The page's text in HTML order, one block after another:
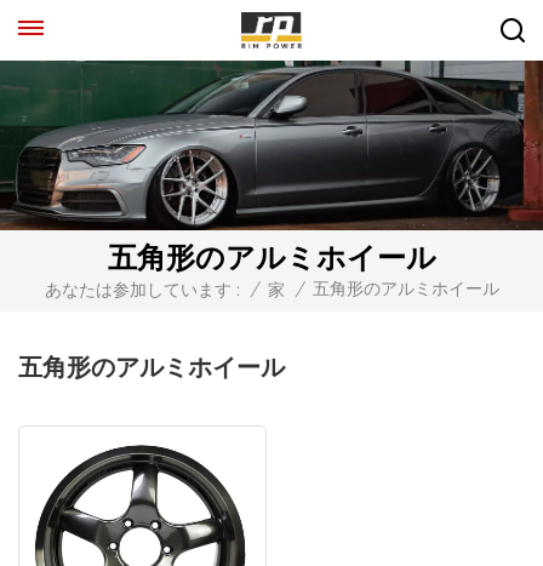
五角形のアルミホイール
あなたは参加しています : / 家 / 五角形のアルミホイール
五角形のアルミホイール